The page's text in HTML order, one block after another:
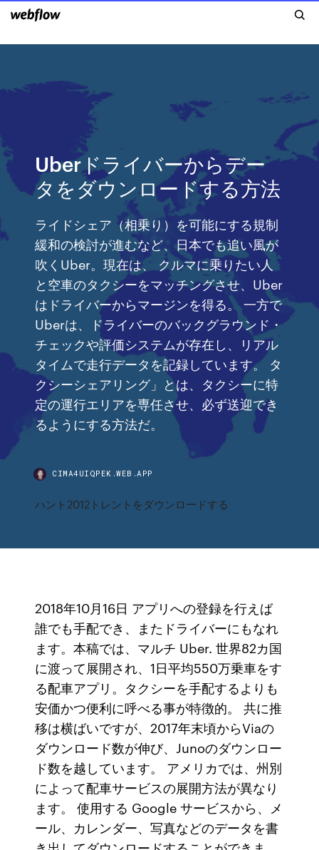
Uberドライバーからデー
タをダウンロードする方法
ライドシェア（相乗り）を可能にする規制
緩和の検討が進むなど、日本でも追い風が
吹くUber。現在は、 クルマに乗りたい人
と空車のタクシーをマッチングさせ、Uber
はドライバーからマージンを得る。 一方で
Uberは、ドライバーのバックグラウンド・
チェックや評価システムが存在し、リアル
タイムで走行データを記録しています。 タ
クシーシェアリング」とは、タクシーに特
定の運行エリアを専任させ、必ず送迎でき
るようにする方法だ。
CIMA4UIQPEK.WEB.APP
ハント2012トレントをダウンロードする
2018年10月16日 アプリへの登録を行えば
誰でも手配でき、またドライバーにもなれ
ます。本稿では、マルチ Uber. 世界82カ国
に渡って展開され、1日平均550万乗車をす
る配車アプリ。タクシーを手配するよりも
安価かつ便利に呼べる事が特徴的。 共に推
移は横ばいですが、2017年末頃からViaの
ダウンロード数が伸び、Junoのダウンロー
ド数を越しています。 アメリカでは、州別
によって配車サービスの展開方法が異なり
ます。 使用する Google サービスから、メ
ール、カレンダー、写真などのデータを書